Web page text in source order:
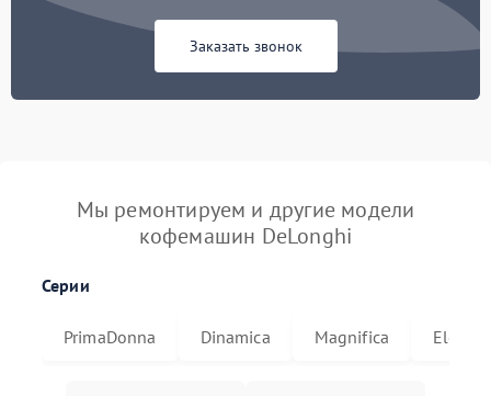
Заказать звонок
Мы ремонтируем и другие модели
кофемашин DeLonghi
Серии
PrimaDonna Dinamica Magnifica Eletta